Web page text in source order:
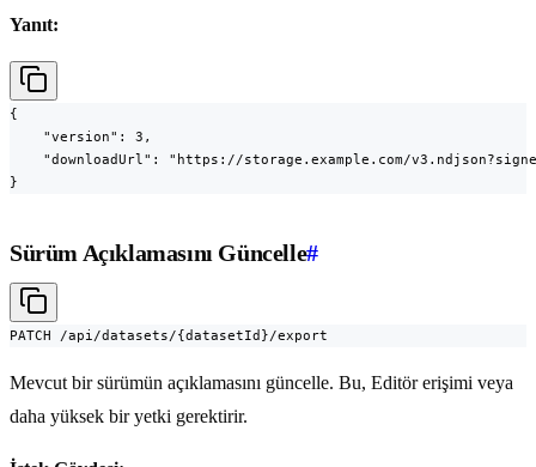
Yanıt:
{
    "version": 3,
"downloadUrl": "https://storage.example.com/
}
Sürüm Açıklamasını Güncelle#
PATCH /api/datasets/{datasetId}/export
Mevcut bir sürümün açıklamasını güncelle. Bu, Editör erişimi veya
daha yüksek bir yetki gerektirir.